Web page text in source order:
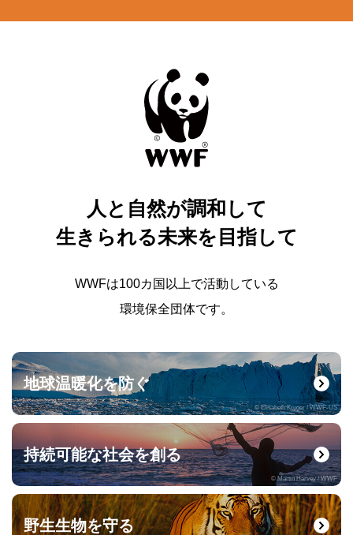
人と自然が調和して
生きられる未来を目指して
WWFは100カ国以上で活動している
環境保全団体です。
地球温暖化を防ぐ
© Elisabeth Kruger / WWF-US
持続可能な社会を創る
© Martin Harvey / WWF
野生生物を守る